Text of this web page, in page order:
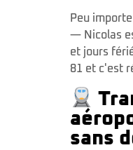
Peu
— Nicolas
et jours
81 et c'est
sans